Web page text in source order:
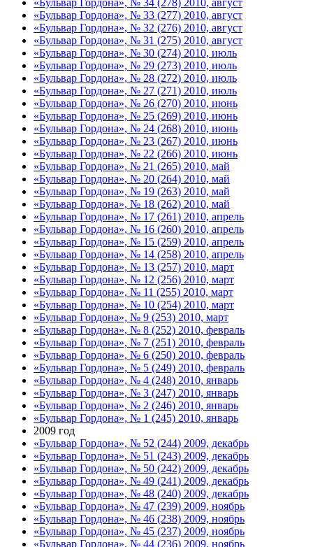
«Бульвар Гордона», № 33 (277) 2010, август
«Бульвар Гордона», № 32 (276) 2010, август
«Бульвар Гордона», № 31 (275) 2010, август
«Бульвар Гордона», № 30 (274) 2010, июль
«Бульвар Гордона», № 29 (273) 2010, июль
«Бульвар Гордона», № 28 (272) 2010, июль
«Бульвар Гордона», № 27 (271) 2010, июль
«Бульвар Гордона», № 26 (270) 2010, июнь
«Бульвар Гордона», № 25 (269) 2010, июнь
«Бульвар Гордона», № 24 (268) 2010, июнь
«Бульвар Гордона», № 23 (267) 2010, июнь
«Бульвар Гордона», № 22 (266) 2010, июнь
«Бульвар Гордона», № 21 (265) 2010, май
«Бульвар Гордона», № 20 (264) 2010, май
«Бульвар Гордона», № 19 (263) 2010, май
«Бульвар Гордона», № 18 (262) 2010, май
«Бульвар Гордона», № 17 (261) 2010, апрель
«Бульвар Гордона», № 16 (260) 2010, апрель
«Бульвар Гордона», № 15 (259) 2010, апрель
«Бульвар Гордона», № 14 (258) 2010, апрель
«Бульвар Гордона», № 13 (257) 2010, март
«Бульвар Гордона», № 12 (256) 2010, март
«Бульвар Гордона», № 11 (255) 2010, март
«Бульвар Гордона», № 10 (254) 2010, март
«Бульвар Гордона», № 9 (253) 2010, март
«Бульвар Гордона», № 8 (252) 2010, февраль
«Бульвар Гордона», № 7 (251) 2010, февраль
«Бульвар Гордона», № 6 (250) 2010, февраль
«Бульвар Гордона», № 5 (249) 2010, февраль
«Бульвар Гордона», № 4 (248) 2010, январь
«Бульвар Гордона», № 3 (247) 2010, январь
«Бульвар Гордона», № 2 (246) 2010, январь
«Бульвар Гордона», № 1 (245) 2010, январь
2009 год
«Бульвар Гордона», № 52 (244) 2009, декабрь
«Бульвар Гордона», № 51 (243) 2009, декабрь
«Бульвар Гордона», № 50 (242) 2009, декабрь
«Бульвар Гордона», № 49 (241) 2009, декабрь
«Бульвар Гордона», № 48 (240) 2009, декабрь
«Бульвар Гордона», № 47 (239) 2009, ноябрь
«Бульвар Гордона», № 46 (238) 2009, ноябрь
«Бульвар Гордона», № 45 (237) 2009, ноябрь
«Бульвар Гордона», № 44 (236) 2009, ноябрь